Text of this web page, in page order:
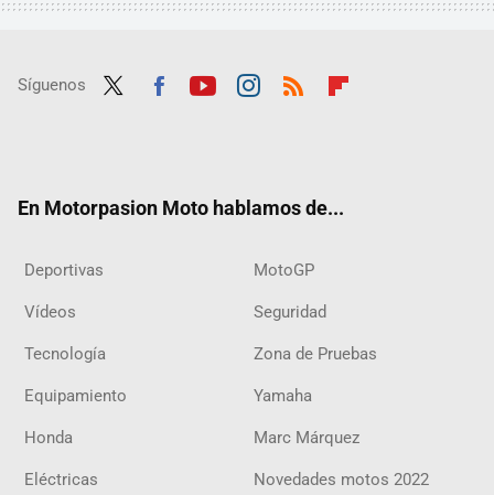
Síguenos
En Motorpasion Moto hablamos de...
Deportivas MotoGP
Vídeos Seguridad
Tecnología Zona de Pruebas
Equipamiento Yamaha
Honda Marc Márquez
Eléctricas Novedades motos 2022